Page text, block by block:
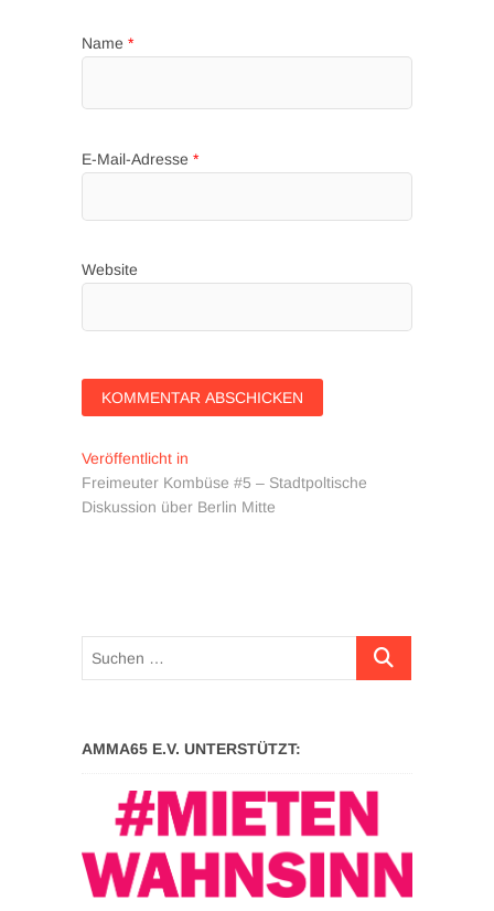
Name *
E-Mail-Adresse *
Website
Beitragsnavigation
Veröffentlicht in
Freimeuter Kombüse #5 – Stadtpoltische
Diskussion über Berlin Mitte
Suchen …
AMMA65 E.V. UNTERSTÜTZT: